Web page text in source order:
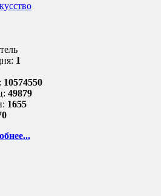
1
10574550
49879
1655